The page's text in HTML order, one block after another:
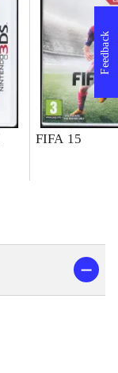
FIFA 15
Feedback